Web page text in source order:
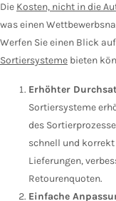
Die Kosten, nicht in die
was einen
Werfen Sie einen Blick
Sortiersysteme bieten
Erhöhter
Sortiersysteme
des
schnell und
Lieferungen,
Retourenquoten.
Einfache